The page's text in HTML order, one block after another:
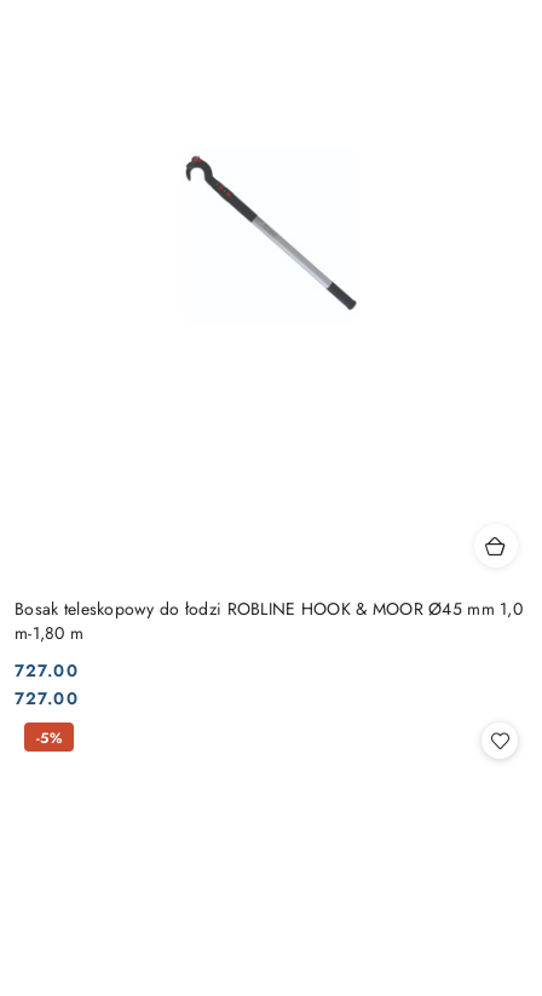
Bosak teleskopowy do łodzi ROBLINE HOOK & MOOR Ø45 mm 1,0
m-1,80 m
Cena:
727.00
Cena:
727.00
-5%